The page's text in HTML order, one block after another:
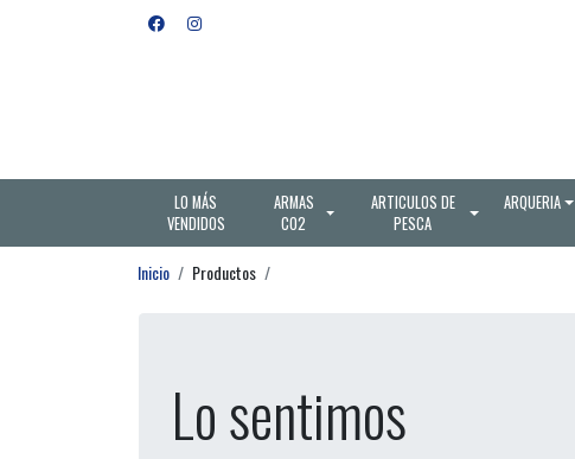
LO MÁS
VENDIDOS
ARMAS
CO2
ARTICULOS DE
PESCA
ARQUERIA
Inicio Productos
Lo sentimos